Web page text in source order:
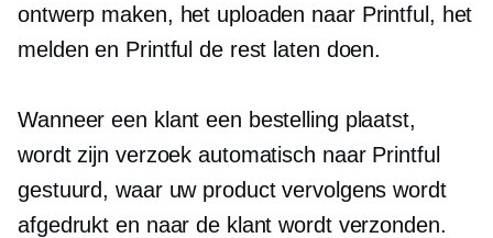
ontwerp maken, het uploaden naar Printful, het
melden en Printful de rest laten doen.
Wanneer een klant een bestelling plaatst,
wordt zijn verzoek automatisch naar Printful
gestuurd, waar uw product vervolgens wordt
afgedrukt en naar de klant wordt verzonden.